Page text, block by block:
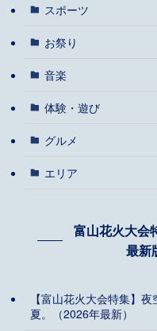
スポーツ
お祭り
音楽
体験・遊び
グルメ
エリア
富山花火大会
最新
【富山花火大会特集】
夏。（2026年最新）